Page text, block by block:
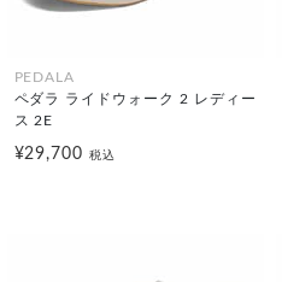
PEDALA
ペダラ ライドウォーク 2 レディー
ス 2E
¥29,700税込